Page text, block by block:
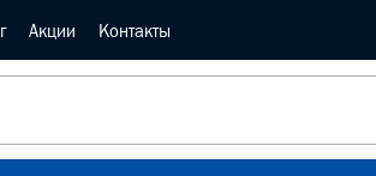
Акции Контакты